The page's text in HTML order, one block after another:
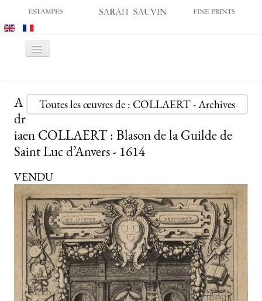
Basculer
GALERIE
CATALOGUES
ESTAMPES MODERNES
ARCHIVES
ACHATS DES MUSÉES
CONTACT
Toutes les œuvres de : COLLAERT - Archives
A
dr
iaen COLLAERT : Blason de la Guilde de
Saint Luc d’Anvers - 1614
VENDU